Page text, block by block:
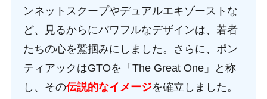
ンネットスクープやデュアルエキゾーストな
ど、見るからにパワフルなデザインは、若者
たちの心を鷲掴みにしました。さらに、ポン
ティアックはGTOを「The Great One」と称
し、その伝説的なイメージを確立しました。